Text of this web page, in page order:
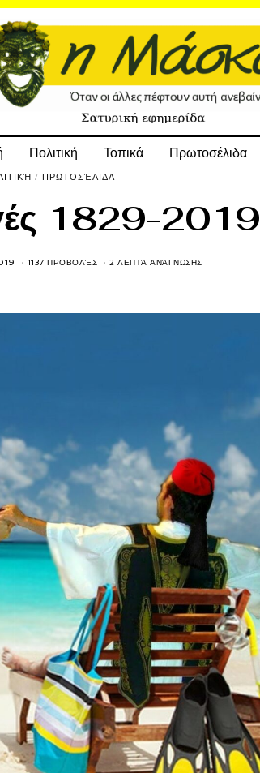
Πολιτική Τοπικά Πρωτοσέλιδα
/ ΠΡΩΤΟΣΈΛΙΔΑ
1829-2019
1137 ΠΡΟΒΟΛΈΣ 2 ΛΕΠΤΆ ΑΝΆΓΝΩΣΗΣ